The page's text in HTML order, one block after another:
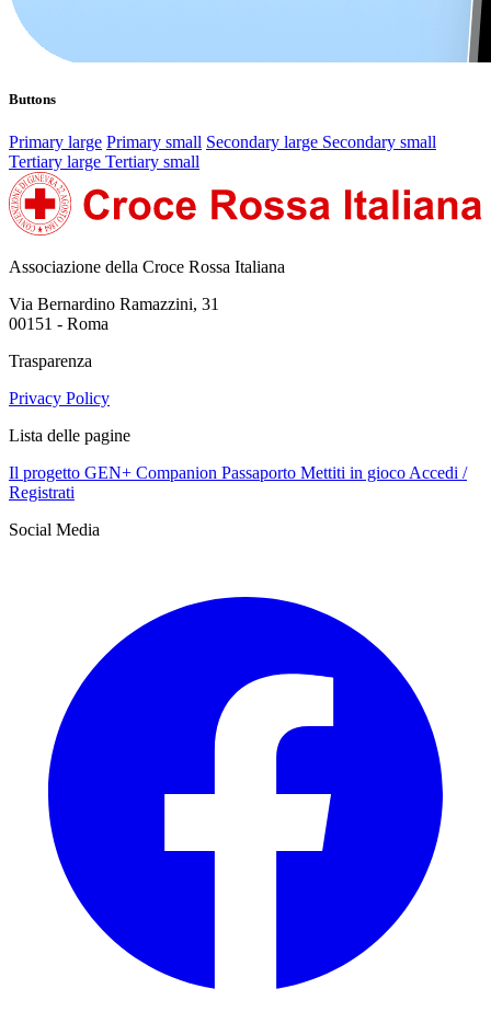
Buttons
Primary large Primary small Secondary large Secondary small
Tertiary large Tertiary small
Associazione della Croce Rossa Italiana
Via Bernardino Ramazzini, 31
00151 - Roma
Trasparenza
Privacy Policy
Lista delle pagine
Il progetto GEN+ Companion Passaporto Mettiti in gioco Accedi /
Registrati
Social Media